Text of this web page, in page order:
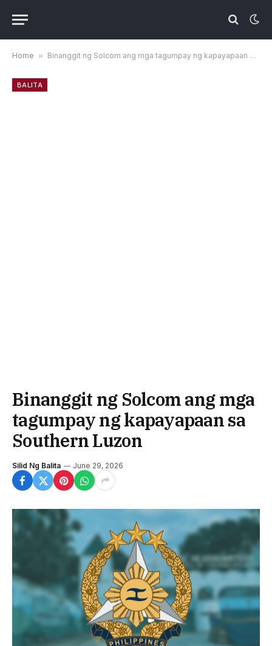
Home » Binanggit ng Solcom ang mga tagumpay ng kapayapaan sa Southern Luzon
BALITA
Binanggit ng Solcom ang mga
tagumpay ng kapayapaan sa
Southern Luzon
Silid Ng Balita June 29, 2026